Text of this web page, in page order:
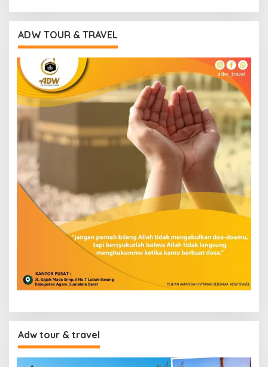
ADW TOUR & TRAVEL
Adw tour & travel